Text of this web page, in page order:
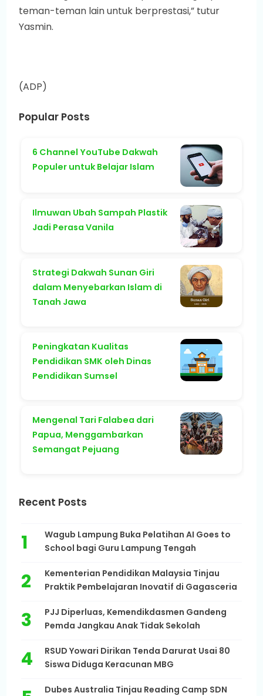
teman-teman lain untuk berprestasi,” tutur
Yasmin.
(ADP)
Popular Posts
6 Channel YouTube Dakwah
Populer untuk Belajar Islam
Ilmuwan Ubah Sampah Plastik
Jadi Perasa Vanila
Strategi Dakwah Sunan Giri
dalam Menyebarkan Islam di
Tanah Jawa
Peningkatan Kualitas
Pendidikan SMK oleh Dinas
Pendidikan Sumsel
Mengenal Tari Falabea dari
Papua, Menggambarkan
Semangat Pejuang
Recent Posts
Wagub Lampung Buka Pelatihan AI Goes to
School bagi Guru Lampung Tengah
Kementerian Pendidikan Malaysia Tinjau
Praktik Pembelajaran Inovatif di Gagasceria
PJJ Diperluas, Kemendikdasmen Gandeng
Pemda Jangkau Anak Tidak Sekolah
RSUD Yowari Dirikan Tenda Darurat Usai 80
Siswa Diduga Keracunan MBG
Dubes Australia Tinjau Reading Camp SDN